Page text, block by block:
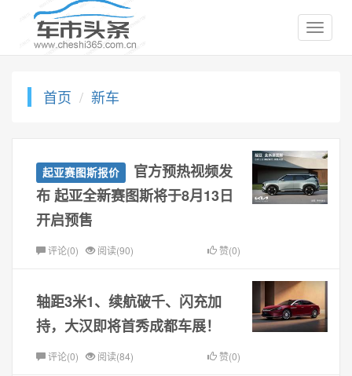
首页 新车
起亚赛图斯报价
官方预热视频发
布 起亚全新赛图斯将于8月13日
开启预售
评论(0) 阅读(90) 赞(0)
轴距3米1、续航破千、闪充加
持，大汉即将首秀成都车展！
评论(0) 阅读(84) 赞(0)